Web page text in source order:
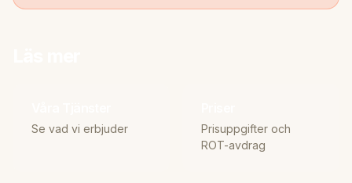
Se vad vi erbjuder
Prisuppgifter och
ROT-avdrag